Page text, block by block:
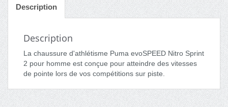
Description
Description
La chaussure d'athlétisme Puma evoSPEED Nitro Sprint
2 pour homme est conçue pour atteindre des vitesses
de pointe lors de vos compétitions sur piste.